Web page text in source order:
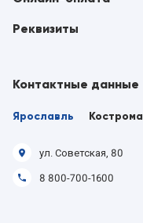
Реквизиты
Контактные данные
Ярославль Кострома
ул. Советская, 80
8 800-700-1600